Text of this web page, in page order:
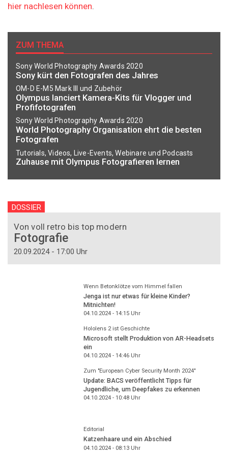
hier nachlesen können.
ZUM THEMA
Sony World Photography Awards 2020
Sony kürt den Fotografen des Jahres
OM-D E-M5 Mark III und Zubehör
Olympus lanciert Kamera-Kits für Vlogger und
Profifotografen
Sony World Photography Awards 2020
World Photography Organisation ehrt die besten
Fotografen
Tutorials, Videos, Live-Events, Webinare und Podcasts
Zuhause mit Olympus Fotografieren lernen
DOSSIER
Von voll retro bis top modern
Fotografie
20.09.2024 - 17:00 Uhr
Wenn Betonklötze vom Himmel fallen
Jenga ist nur etwas für kleine Kinder?
Mitnichten!
04.10.2024 - 14:15Uhr
Hololens 2 ist Geschichte
Microsoft stellt Produktion von AR-Headsets
ein
04.10.2024 - 14:46Uhr
Zum "European Cyber Security Month 2024"
Update: BACS veröffentlicht Tipps für
Jugendliche, um Deepfakes zu erkennen
04.10.2024 - 10:48Uhr
Editorial
Katzenhaare und ein Abschied
04.10.2024 - 08:13Uhr